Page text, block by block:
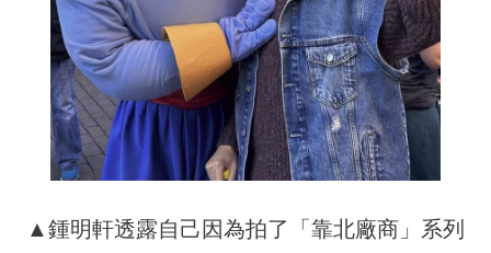
▲鍾明軒透露自己因為拍了「靠北廠商」系列